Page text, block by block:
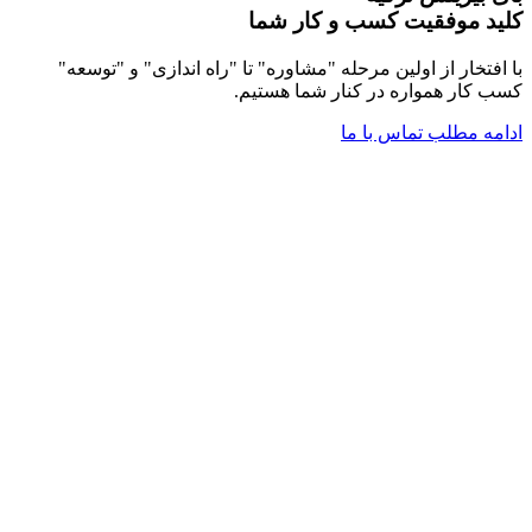
کلید موفقیت کسب و کار شما
با افتخار از اولین مرحله "مشاوره" تا "راه اندازی" و "توسعه"
کسب کار همواره در کنار شما هستیم.
ادامه مطلب تماس با ما